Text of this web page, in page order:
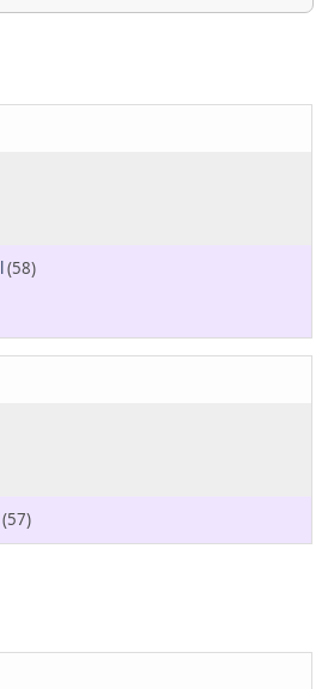
(58)
(57)